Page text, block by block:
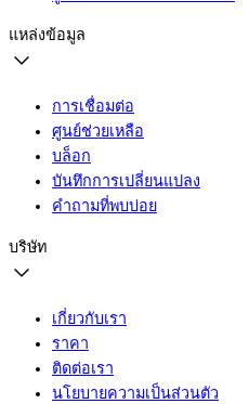
แหล่งข้อมูล
การเชื่อมต่อ
ศูนย์ช่วยเหลือ
บล็อก
บันทึกการเปลี่ยนแปลง
คำถามที่พบบ่อย
บริษัท
เกี่ยวกับเรา
ราคา
ติดต่อเรา
นโยบายความเป็นส่วนตัว